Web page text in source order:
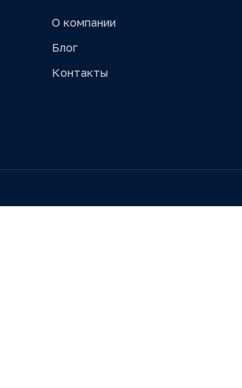
О компании
Блог
Контакты